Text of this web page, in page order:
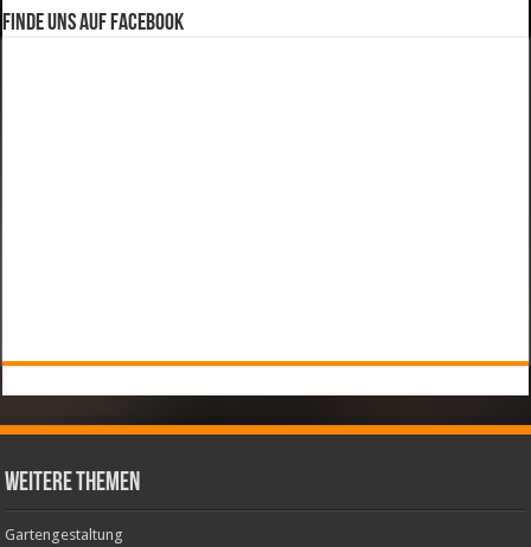
Finde uns auf Facebook
weitere Themen
Gartengestaltung